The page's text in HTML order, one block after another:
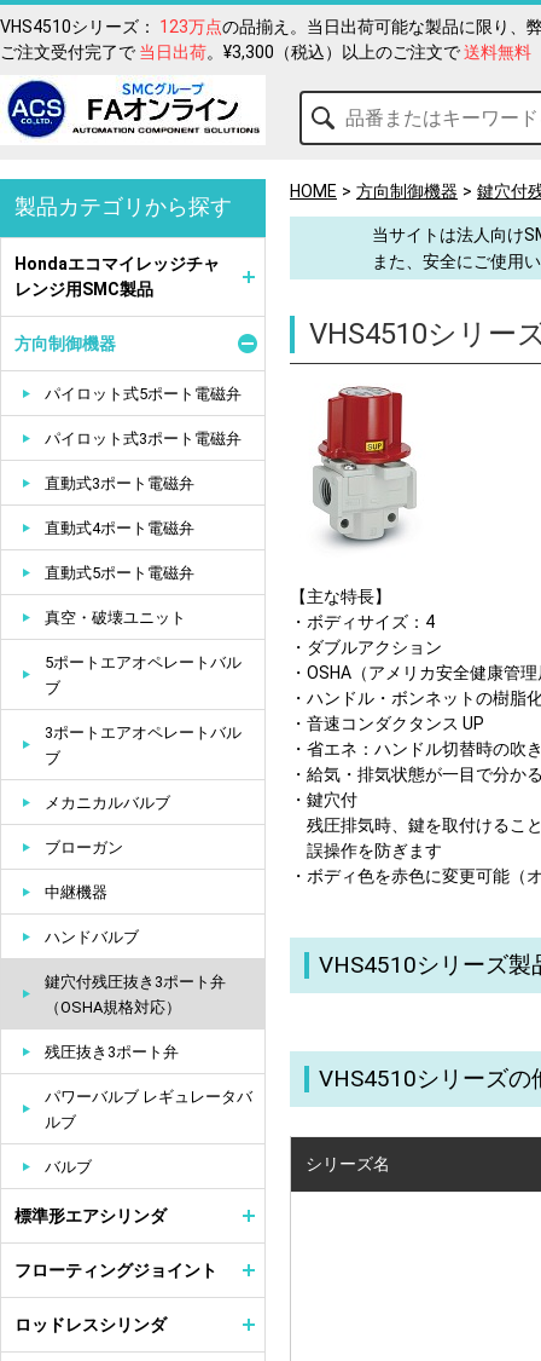
VHS4510シリーズ： 123万点の品揃え。当日出荷可能な製品に限り、
ご注文受付完了で 当日出荷。¥3,300（税込）以上のご注文で送料無料
HOME 方向制御機器 鍵穴付
当サイトは法人向け
また、安全にご使用
VHS4510シリー
【主な特長】
・ボディサイズ：4
・ダブルアクション
・OSHA（アメリカ安全健康管
・ハンドル・ボンネットの樹脂
・音速コンダクタンス UP
・省エネ：ハンドル切替時の吹
・給気・排気状態が一目で分か
・鍵穴付
残圧排気時、鍵を取付けるこ
誤操作を防ぎます
・ボディ色を赤色に変更可能（
VHS4510シリーズ製
VHS4510シリーズ
シリーズ名
製品カテゴリから探す
Hondaエコマイレッジチャ
レンジ用SMC製品
方向制御機器
パイロット式5ポート電磁弁
パイロット式3ポート電磁弁
直動式3ポート電磁弁
直動式4ポート電磁弁
直動式5ポート電磁弁
真空・破壊ユニット
5ポートエアオペレートバル
ブ
3ポートエアオペレートバル
ブ
メカニカルバルブ
ブローガン
中継機器
ハンドバルブ
鍵穴付残圧抜き3ポート弁
（OSHA規格対応）
残圧抜き3ポート弁
パワーバルブ レギュレータバ
ルブ
バルブ
標準形エアシリンダ
フローティングジョイント
ロッドレスシリンダ